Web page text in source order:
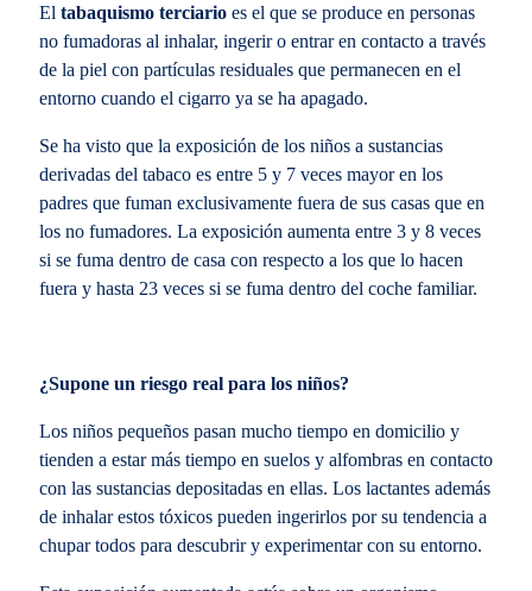
El tabaquismo terciarioes el que se produce en personas
no fumadoras al inhalar, ingerir o entrar en contacto a través
de la piel con partículas residuales que permanecen en el
entorno cuando el cigarro ya se ha apagado.
Se ha visto que la exposición de los niños a sustancias
derivadas del tabaco es entre 5 y 7 veces mayor en los
padres que fuman exclusivamente fuera de sus casas que en
los no fumadores. La exposición aumenta entre 3 y 8 veces
si se fuma dentro de casa con respecto a los que lo hacen
fuera y hasta 23 veces si se fuma dentro del coche familiar.
¿Supone un riesgo real para los niños?
Los niños pequeños pasan mucho tiempo en domicilio y
tienden a estar más tiempo en suelos y alfombras en contacto
con las sustancias depositadas en ellas. Los lactantes además
de inhalar estos tóxicos pueden ingerirlos por su tendencia a
chupar todos para descubrir y experimentar con su entorno.